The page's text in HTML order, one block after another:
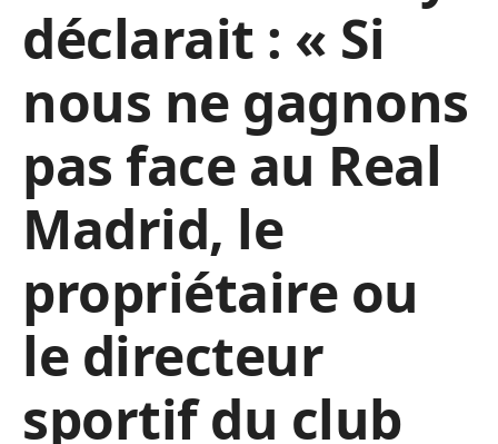
déclarait : « Si
nous ne gagnons
pas face au Real
Madrid, le
propriétaire ou
le directeur
sportif du club